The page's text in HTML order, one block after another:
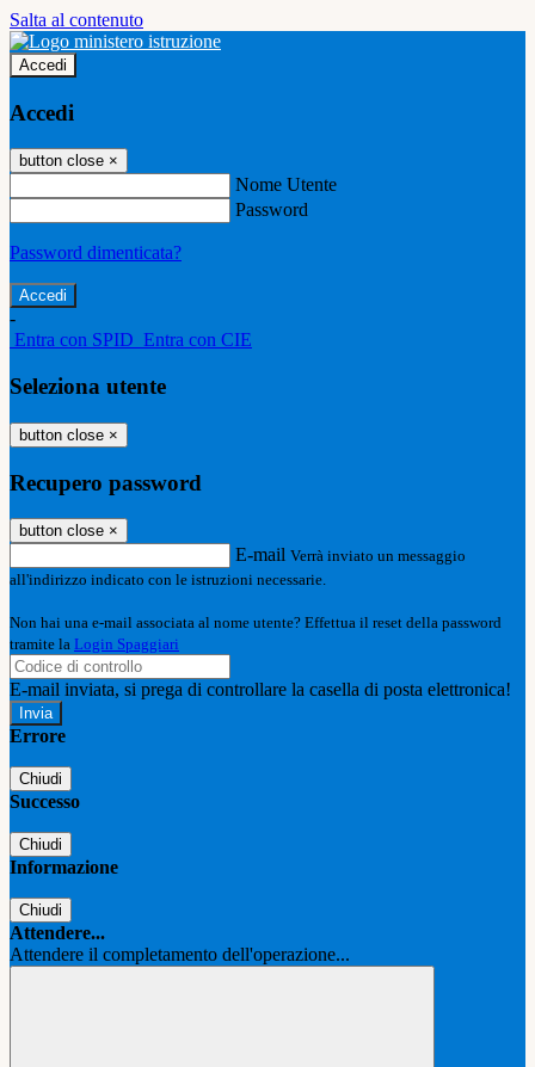
Salta al contenuto
Accedi
Accedi
button close ×
Nome Utente
Password
Password dimenticata?
-
Entra con SPID Entra con CIE
Seleziona utente
button close ×
Recupero password
button close ×
E-mail Verrà inviato un messaggio
all'indirizzo indicato con le istruzioni necessarie.
Non hai una e-mail associata al nome utente? Effettua il reset della password
tramite la Login Spaggiari
E-mail inviata, si prega di controllare la casella di posta elettronica!
Errore
Chiudi
Successo
Chiudi
Informazione
Chiudi
Attendere...
Attendere il completamento dell'operazione...